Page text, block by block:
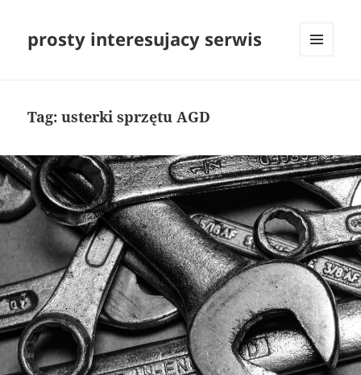
prosty interesujacy serwis
Tag:usterki sprzętu AGD